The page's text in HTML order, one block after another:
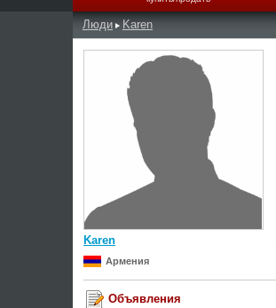
Люди Karen
Karen
Армения
Объявления